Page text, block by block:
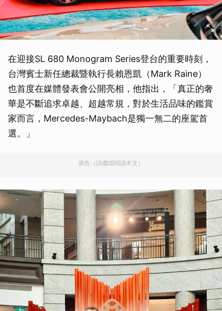
在迎接SL 680 Monogram Series登台的重要時刻，
台灣賓士新任總裁暨執行長賴恩凱（Mark Raine）
也首度在媒體發表會公開亮相，他指出，「真正的奢
華是不斷追求卓越、超越常規，對於生活品味的鑑賞
家而言，Mercedes-Maybach是獨一無二的座駕首
選。」
廣告（請繼續閱讀本文）